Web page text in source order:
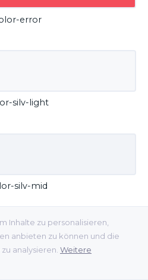
Inhalte zu personalisieren,
anbieten zu können und die
analysieren. Weitere
error
silv-light
silv-mid